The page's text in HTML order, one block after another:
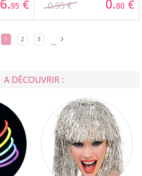
6.95 € 0.95 € 0.80 €
1 2 3 ...
A DÉCOUVRIR :